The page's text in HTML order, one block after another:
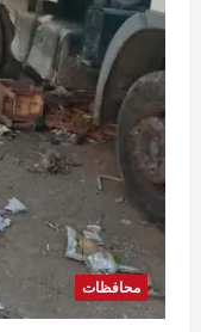
محافظات